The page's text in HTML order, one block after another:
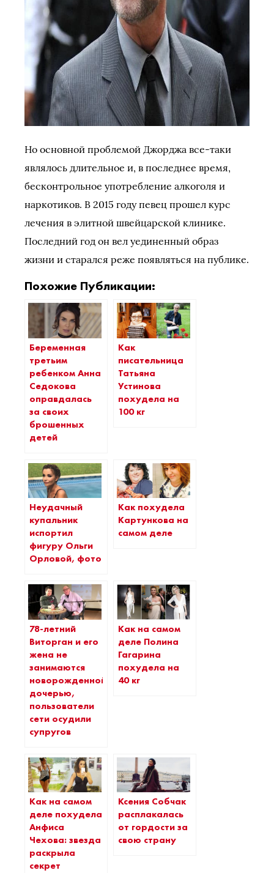
Но основной проблемой Джорджа все-таки
являлось длительное и, в последнее время,
бесконтрольное употребление алкоголя и
наркотиков. В 2015 году певец прошел курс
лечения в элитной швейцарской клинике.
Последний год он вел уединенный образ
жизни и старался реже появляться на публике.
Похожие Публикации:
Беременная
третьим
ребенком Анна
Седокова
оправдалась
за своих
брошенных
детей
Как
писательница
Татьяна
Устинова
похудела на
100 кг
Неудачный
купальник
испортил
фигуру Ольги
Орловой, фото
Как похудела
Картункова на
самом деле
78-летний
Виторган и его
жена не
занимаются
новорожденной
дочерью,
пользователи
сети осудили
супругов
Как на самом
деле Полина
Гагарина
похудела на
40 кг
Как на самом
деле похудела
Анфиса
Чехова: звезда
раскрыла
секрет
Ксения Собчак
расплакалась
от гордости за
свою страну